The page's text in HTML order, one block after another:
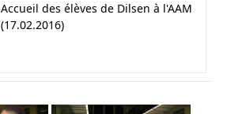
Accueil des élèves de Dilsen à l'AAM
(17.02.2016)